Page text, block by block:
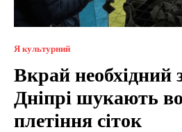
Я культурний
Вкрай необхідний
Дніпрі шукають
плетіння сіток